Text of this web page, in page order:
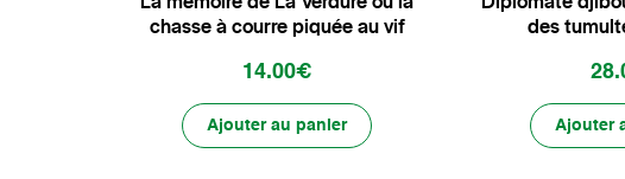
chasse à courre piquée au vif
14.00€
Ajouter au panier
des
Ajouter